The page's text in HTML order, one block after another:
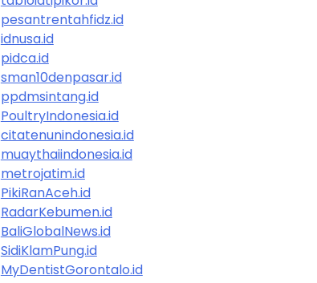
pesantrentahfidz.id
idnusa.id
pidca.id
sman10denpasar.id
ppdmsintang.id
PoultryIndonesia.id
citatenunindonesia.id
muaythaiindonesia.id
metrojatim.id
PikiRanAceh.id
RadarKebumen.id
BaliGlobalNews.id
SidiKlamPung.id
MyDentistGorontalo.id